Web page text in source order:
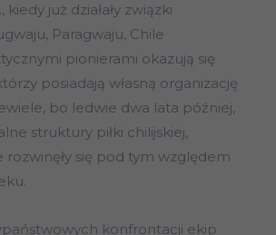
kiedy już działały związki
Paragwaju, Chile
pionierami okazują się
posiadają własną organizację
bo ledwie dwa lata później,
struktury piłki chilijskiej,
rozwinęły się pod tym względem
konfrontacji ekip